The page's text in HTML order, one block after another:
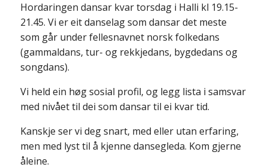
Hordaringen dansar kvar torsdag i Halli kl 19.15-
21.45. Vi er eit danselag som dansar det meste
som går under fellesnavnet norsk folkedans
(gammaldans, tur- og rekkjedans, bygdedans og
songdans).
Vi held ein høg sosial profil, og legg lista i samsvar
med nivået til dei som dansar til ei kvar tid.
Kanskje ser vi deg snart, med eller utan erfaring,
men med lyst til å kjenne dansegleda. Kom gjerne
åleine.